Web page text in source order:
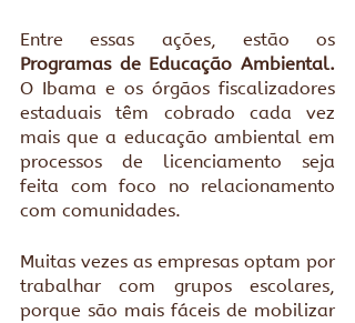
Programas de Educação Ambiental.
O Ibama e os órgãos fiscalizadores
estaduais têm cobrado cada vez
mais que a educação ambiental em
processos de licenciamento seja
feita com foco no relacionamento
com comunidades.
Muitas vezes as empresas optam por
trabalhar com grupos escolares,
porque são mais fáceis de mobilizar